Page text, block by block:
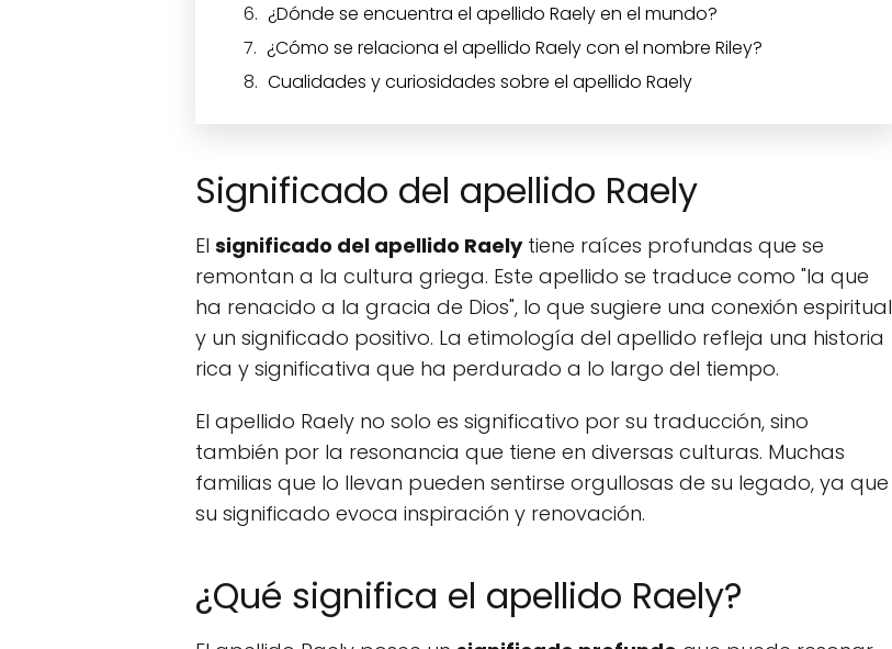
¿Dónde se encuentra el apellido Raely en el mundo?
¿Cómo se relaciona el apellido Raely con el nombre Riley?
Cualidades y curiosidades sobre el apellido Raely
Significado del apellido Raely
El significado del apellido Raelytiene raíces profundas que se
remontan a la cultura griega. Este apellido se traduce como "la que
ha renacido a la gracia de Dios", lo que sugiere una conexión espiritual
y un significado positivo. La etimología del apellido refleja una historia
rica y significativa que ha perdurado a lo largo del tiempo.
El apellido Raely no solo es significativo por su traducción, sino
también por la resonancia que tiene en diversas culturas. Muchas
familias que lo llevan pueden sentirse orgullosas de su legado, ya que
su significado evoca inspiración y renovación.
¿Qué significa el apellido Raely?